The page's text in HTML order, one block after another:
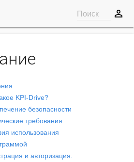
Поиск perm_identity
KPI-Drive?
безопасности
требования
использования
и авторизация.